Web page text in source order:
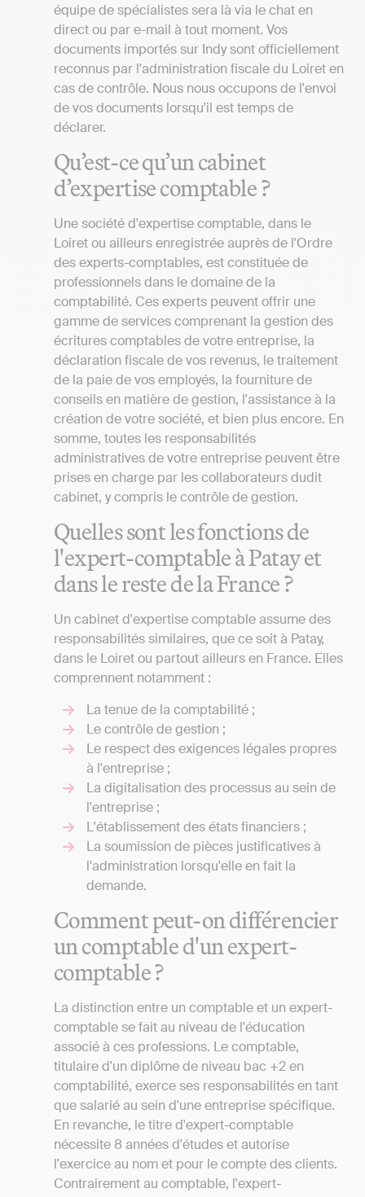
équipe de spécialistes sera là via le chat en
direct ou par e-mail à tout moment. Vos
documents importés sur Indy sont officiellement
reconnus par l'administration fiscale du Loiret en
cas de contrôle. Nous nous occupons de l'envoi
de vos documents lorsqu'il est temps de
déclarer.
Qu’est-ce qu’un cabinet
d’expertise comptable ?
Une société d'expertise comptable, dans le
Loiret ou ailleurs enregistrée auprès de l'Ordre
des experts-comptables, est constituée de
professionnels dans le domaine de la
comptabilité. Ces experts peuvent offrir une
gamme de services comprenant la gestion des
écritures comptables de votre entreprise, la
déclaration fiscale de vos revenus, le traitement
de la paie de vos employés, la fourniture de
conseils en matière de gestion, l'assistance à la
création de votre société, et bien plus encore. En
somme, toutes les responsabilités
administratives de votre entreprise peuvent être
prises en charge par les collaborateurs dudit
cabinet, y compris le contrôle de gestion.
Quelles sont les fonctions de
l'expert-comptable à Patay et
dans le reste de la France ?
Un cabinet d'expertise comptable assume des
responsabilités similaires, que ce soit à Patay,
dans le Loiret ou partout ailleurs en France. Elles
comprennent notamment :
La tenue de la comptabilité ;
Le contrôle de gestion ;
Le respect des exigences légales propres
à l'entreprise ;
La digitalisation des processus au sein de
l'entreprise ;
L'établissement des états financiers ;
La soumission de pièces justificatives à
l'administration lorsqu'elle en fait la
demande.
Comment peut-on différencier
un comptable d'un expert-
comptable ?
La distinction entre un comptable et un expert-
comptable se fait au niveau de l'éducation
associé à ces professions. Le comptable,
titulaire d'un diplôme de niveau bac +2 en
comptabilité, exerce ses responsabilités en tant
que salarié au sein d'une entreprise spécifique.
En revanche, le titre d'expert-comptable
nécessite 8 années d'études et autorise
l'exercice au nom et pour le compte des clients.
Contrairement au comptable, l'expert-